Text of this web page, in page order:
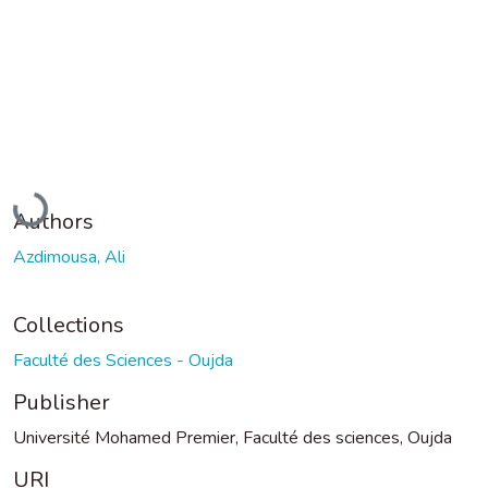
Loading...
Authors
Azdimousa, Ali
Collections
Faculté des Sciences - Oujda
Publisher
Université Mohamed Premier, Faculté des sciences, Oujda
URI